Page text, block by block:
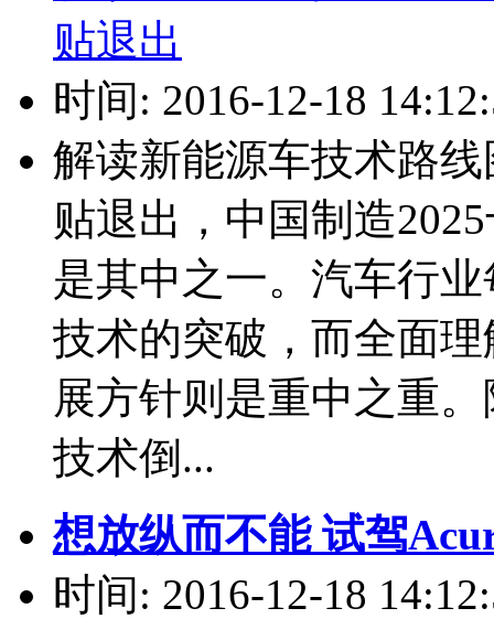
贴退出
时间: 2016-12-18
解读新能源车技术路
贴退出，中国制造
是其中之一。汽车行
技术的突破，而全面
展方针则是重中之重
技术倒...
想放纵而不能 试驾
时间: 2016-12-18